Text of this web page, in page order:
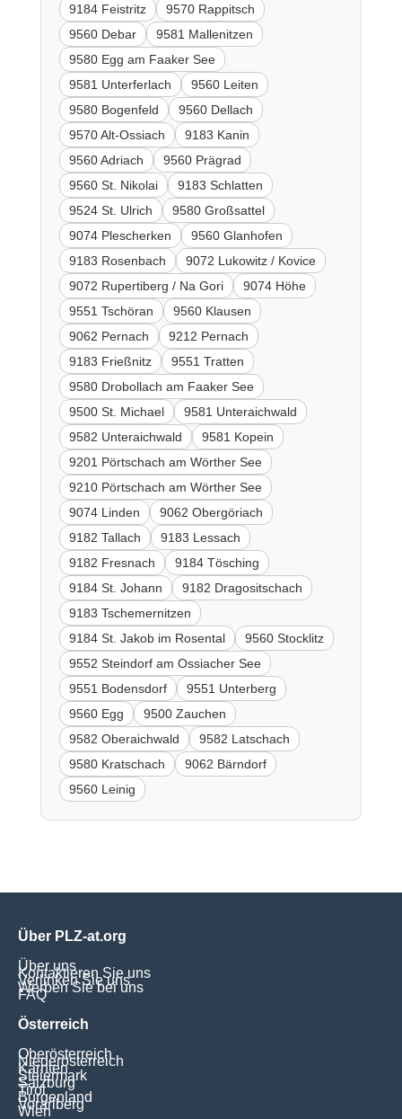
9184 Feistritz
9570 Rappitsch
9560 Debar
9581 Mallenitzen
9580 Egg am Faaker See
9581 Unterferlach
9560 Leiten
9580 Bogenfeld
9560 Dellach
9570 Alt-Ossiach
9183 Kanin
9560 Adriach
9560 Prägrad
9560 St. Nikolai
9183 Schlatten
9524 St. Ulrich
9580 Großsattel
9074 Plescherken
9560 Glanhofen
9183 Rosenbach
9072 Lukowitz / Kovice
9072 Rupertiberg / Na Gori
9074 Höhe
9551 Tschöran
9560 Klausen
9062 Pernach
9212 Pernach
9183 Frießnitz
9551 Tratten
9580 Drobollach am Faaker See
9500 St. Michael
9581 Unteraichwald
9582 Unteraichwald
9581 Kopein
9201 Pörtschach am Wörther See
9210 Pörtschach am Wörther See
9074 Linden
9062 Obergöriach
9182 Tallach
9183 Lessach
9182 Fresnach
9184 Tösching
9184 St. Johann
9182 Dragositschach
9183 Tschemernitzen
9184 St. Jakob im Rosental
9560 Stocklitz
9552 Steindorf am Ossiacher See
9551 Bodensdorf
9551 Unterberg
9560 Egg
9500 Zauchen
9582 Oberaichwald
9582 Latschach
9580 Kratschach
9062 Bärndorf
9560 Leinig
Über PLZ-at.org
Über uns
Kontaktieren Sie uns
Verlinken Sie uns
Werben Sie bei uns
FAQ
Österreich
Oberösterreich
Niederösterreich
Kärnten
Steiermark
Salzburg
Tirol
Burgenland
Vorarlberg
Wien